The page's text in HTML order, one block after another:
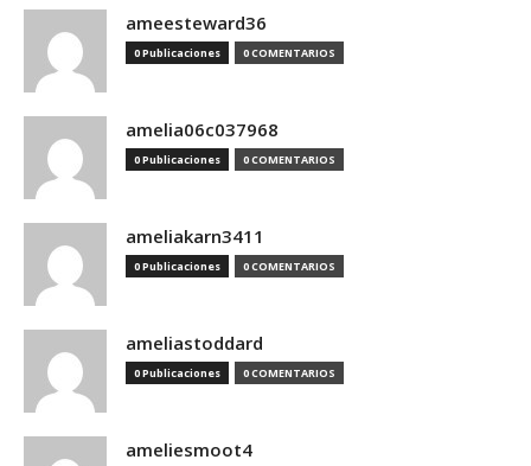
ameesteward36
0 Publicaciones 0 COMENTARIOS
amelia06c037968
0 Publicaciones 0 COMENTARIOS
ameliakarn3411
0 Publicaciones 0 COMENTARIOS
ameliastoddard
0 Publicaciones 0 COMENTARIOS
ameliesmoot4